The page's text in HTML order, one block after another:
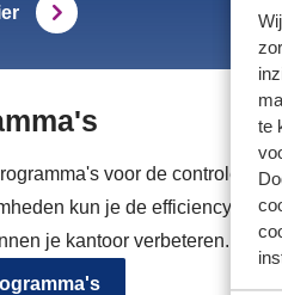
te
voor de controle-,
kun je de efficiency en
je kantoor verbeteren.